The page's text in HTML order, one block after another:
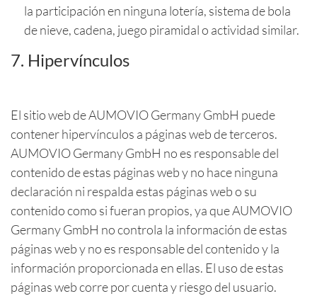
la participación en ninguna lotería, sistema de bola
de nieve, cadena, juego piramidal o actividad similar.
7. Hipervínculos
El sitio web de AUMOVIO Germany GmbH puede
contener hipervínculos a páginas web de terceros.
AUMOVIO Germany GmbH no es responsable del
contenido de estas páginas web y no hace ninguna
declaración ni respalda estas páginas web o su
contenido como si fueran propios, ya que AUMOVIO
Germany GmbH no controla la información de estas
páginas web y no es responsable del contenido y la
información proporcionada en ellas. El uso de estas
páginas web corre por cuenta y riesgo del usuario.